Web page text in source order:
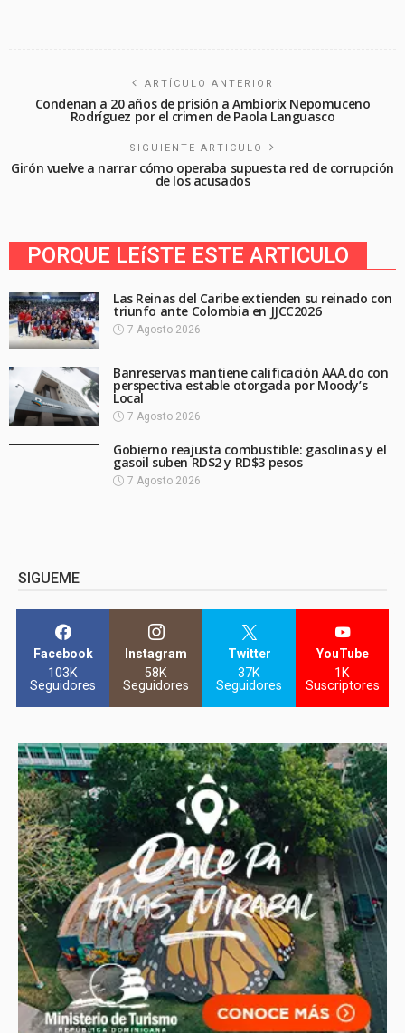
ARTÍCULO ANTERIOR
Condenan a 20 años de prisión a Ambiorix Nepomuceno
Rodríguez por el crimen de Paola Languasco
SIGUIENTE ARTICULO
Girón vuelve a narrar cómo operaba supuesta red de corrupción
de los acusados
PORQUE LEíSTE ESTE ARTICULO
Las Reinas del Caribe extienden su reinado con
triunfo ante Colombia en JJCC2026
7 Agosto 2026
Banreservas mantiene calificación AAA.do con
perspectiva estable otorgada por Moody’s
Local
7 Agosto 2026
Gobierno reajusta combustible: gasolinas y el
gasoil suben RD$2 y RD$3 pesos
7 Agosto 2026
SIGUEME
Facebook
103K
Seguidores
Instagram
58K
Seguidores
Twitter
37K
Seguidores
YouTube
1K
Suscriptores